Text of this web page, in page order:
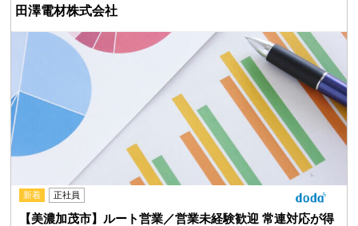
田澤電材株式会社
新着 正社員
【美濃加茂市】ルート営業／営業未経験歓迎 常連対応が得